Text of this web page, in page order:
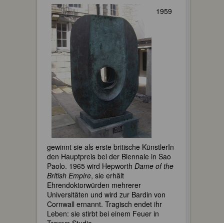
1959
gewinnt sie als erste britische KünstlerIn
den Hauptpreis bei der Biennale in Sao
Paolo. 1965 wird Hepworth Dame of the
British Empire, sie erhält
Ehrendoktorwürden mehrerer
Universitäten und wird zur Bardin von
Cornwall ernannt. Tragisch endet ihr
Leben: sie stirbt bei einem Feuer in